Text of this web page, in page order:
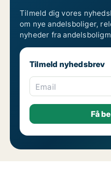
Tilmeld dig vores
om nye andelsboliger,
nyheder fra
Tilmeld nyhedsbrev
Email